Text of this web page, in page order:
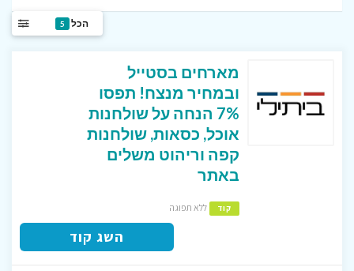
הכל 5
מארחים בסטייל
ובמחיר מנצח! תפסו
7% הנחה על שולחנות
אוכל, כסאות, שולחנות
קפה וריהוט משלים
באתר
קוד ללא תפוגה
השג קוד